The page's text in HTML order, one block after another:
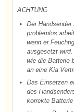
ACHTUNG
Der
problemlos
wenn er
ausgesetzt
wie die Batterie
an eine Kia
Das Einsetzen
des
korrekte